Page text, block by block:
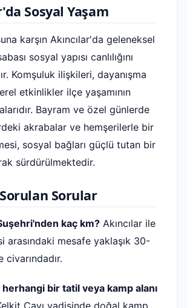
Sosyal Yaşam
karşın Akıncılar'da geleneksel
sosyal yapısı canlılığını
Komşuluk ilişkileri, dayanışma
etkinlikler ilçe yaşamının
Bayram ve özel günlerde
akrabalar ve hemşerilerle bir
sosyal bağları güçlü tutan bir
sürdürülmektedir.
Sorulan Sorular
kaç km? Akıncılar ile
arasındaki mesafe yaklaşık 30-
herhangi bir tatil veya kamp alanı